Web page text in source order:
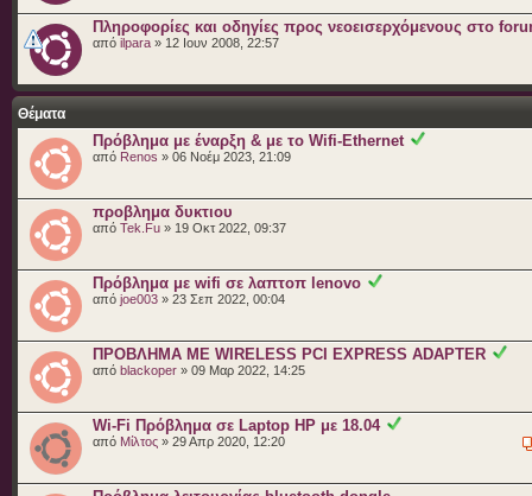
Πληροφορίες και οδηγίες προς νεοεισερχόμενους στο
από ilpara » 12 Ιουν 2008, 22:57
Θέματα
Πρόβλημα με έναρξη & με το Wifi-Ethernet
από Renos » 06 Νοέμ 2023, 21:09
προβλημα δυκτιου
από Tek.Fu » 19 Οκτ 2022, 09:37
Πρόβλημα με wifi σε λαπτοπ lenovo
από joe003 » 23 Σεπ 2022, 00:04
ΠΡΟΒΛΗΜΑ ΜΕ WIRELESS PCI EXPRESS ADAPTER
από blackoper » 09 Μαρ 2022, 14:25
Wi-Fi Πρόβλημα σε Laptop HP με 18.04
από Μίλτος » 29 Απρ 2020, 12:20